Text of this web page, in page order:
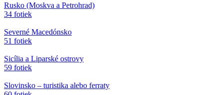
Rusko (Moskva a Petrohrad)
34 fotiek
Severné Macedónsko
51 fotiek
Sicília a Liparské ostrovy
59 fotiek
Slovinsko – turistika alebo ferraty